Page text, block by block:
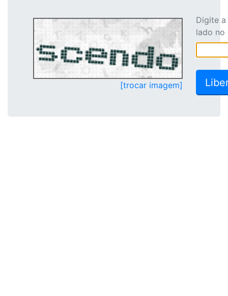
[trocar imagem]
Digite
lado no